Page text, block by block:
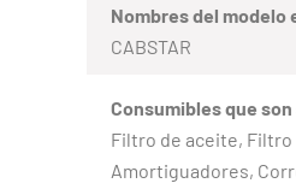
Nombres del modelo
CABSTAR
Consumibles que
Filtro de aceite,
Amortiguadores,